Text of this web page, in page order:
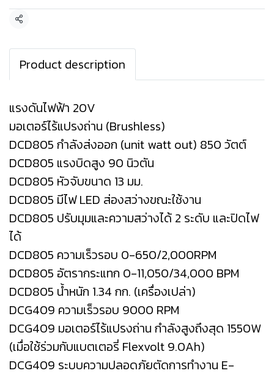
แชร์
Product description
แรงดันไฟฟ้า 20V
มอเตอร์ไร้แปรงถ่าน (Brushless)
DCD805 กำลังส่งออก (unit watt out) 850 วัตต์
DCD805 แรงบิดสูง 90 นิวตัน
DCD805 หัวจับขนาด 13 มม.
DCD805 มีไฟ LED ส่องสว่างขณะใช้งาน
DCD805 ปรับมุมและความสว่างได้ 2 ระดับ และปิดไฟ
ได้
DCD805 ความเร็วรอบ 0-650/2,000RPM
DCD805 อัตรากระแทก 0-11,050/34,000 BPM
DCD805 น้ำหนัก 1.34 กก. (เครื่องเปล่า)
DCG409 ความเร็วรอบ 9000 RPM
DCG409 มอเตอร์ไร้แปรงถ่าน กำลังสูงถึงสุด 1550W
(เมื่อใช้ร่วมกับแบตเตอรี่ Flexvolt 9.0Ah)
DCG409 ระบบความปลอดภัยตัดการทำงาน E-